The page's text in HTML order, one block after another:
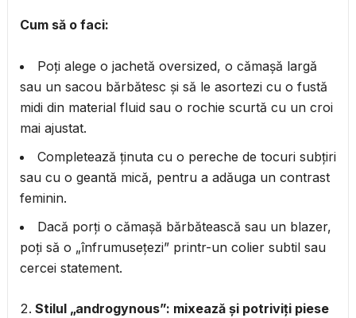
Cum să o faci:
Poți alege o jachetă oversized, o cămașă largă
sau un sacou bărbătesc și să le asortezi cu o fustă
midi din material fluid sau o rochie scurtă cu un croi
mai ajustat.
Completează ținuta cu o pereche de tocuri subțiri
sau cu o geantă mică, pentru a adăuga un contrast
feminin.
Dacă porți o cămașă bărbătească sau un blazer,
poți să o „înfrumusețezi” printr-un colier subtil sau
cercei statement.
Stilul „androgynous”: mixează și potriviți piese